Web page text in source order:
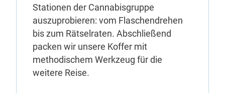
Stationen der Cannabisgruppe
auszuprobieren: vom Flaschendrehen
bis zum Rätselraten. Abschließend
packen wir unsere Koffer mit
methodischem Werkzeug für die
weitere Reise.